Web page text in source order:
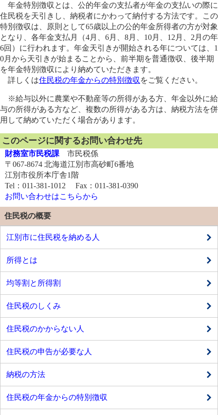
年金特別徴収とは、公的年金の支払者が年金の支払いの際に
住民税を天引きし、納税者にかわって納付する方法です。この
特別徴収は、原則として65歳以上の公的年金所得者の方が対象
となり、各年金支払月（4月、6月、8月、10月、12月、2月の年
6回）に行われます。年金天引きが開始される年については、1
0月から天引きが始まることから、前半期を普通徴収、後半期
を年金特別徴収により納めていただきます。
詳しくは住民税の年金からの特別徴収 をご覧ください。
※給与以外に農業や不動産等の所得がある方、年金以外に給
与の所得がある方など、複数の所得がある方は、納税方法を併
用して納めていただく場合があります。
このページに関するお問い合わせ先
財務室市民税課 市民税係
〒067-8674 北海道江別市高砂町6番地
江別市役所本庁舎1階
Tel：011-381-1012 Fax：011-381-0390
お問い合わせはこちらから
住民税の概要
江別市に住民税を納める人
所得とは
均等割と所得割
住民税のしくみ
住民税のかからない人
住民税の申告が必要な人
納税の方法
住民税の年金からの特別徴収